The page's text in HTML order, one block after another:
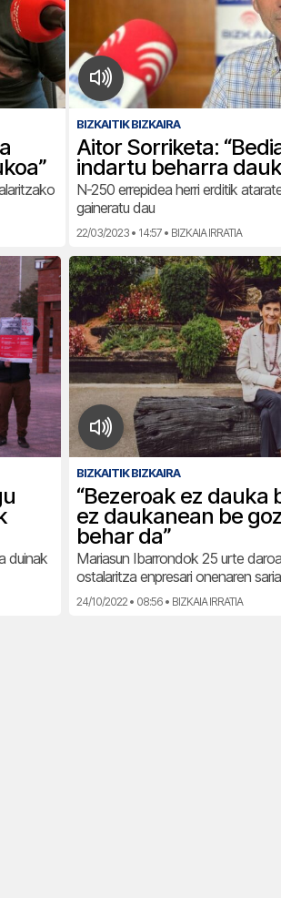
BIZKAITIK BIZKAIRA
Aitor Sorriketa:
indartu beharra
N-250 errepidea herri erditik
gaineratu dau
22/03/2023 • 14:57 • BIZKAIA IRRATIA
duinak
BIZKAITIK BIZKAIRA
“Bezeroak ez dauka
ez daukanean be
behar da”
Mariasun Ibarrondok 25 urte
ostalaritza enpresari onenaren
24/10/2022 • 08:56 • BIZKAIA IRRATIA